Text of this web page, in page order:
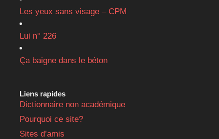
Les yeux sans visage – CPM
Lui n° 226
Ça baigne dans le béton
Liens rapides
Dictionnaire non académique
Pourquoi ce site?
Sites d’amis